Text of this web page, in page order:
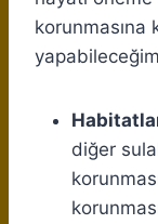
korunmasına
diğer